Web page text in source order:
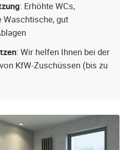
: Erhöhte WCs,
Waschtische, gut
: Wir helfen Ihnen bei der
KfW-Zuschüssen (bis zu